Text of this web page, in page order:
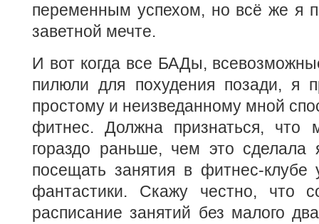
переменным успехом, но всё же я
заветной мечте.
И вот когда все БАДы,
пилюли для похудения позади, я
простому и неизведанному мной
фитнес. Должна признаться, что
гораздо раньше, чем это
посещать занятия в фитнес-
фантастики. Скажу честно, что
расписание занятий без малого